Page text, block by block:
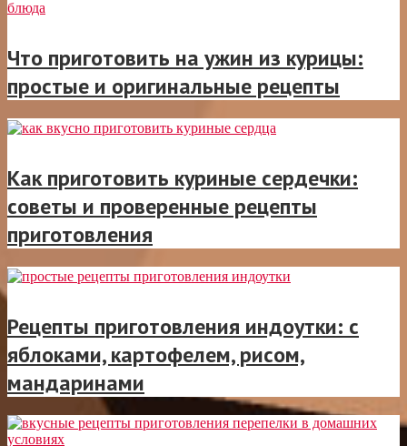
Что приготовить на ужин из курицы:
простые и оригинальные рецепты
Как приготовить куриные сердечки:
советы и проверенные рецепты
приготовления
Рецепты приготовления индоутки: с
яблоками, картофелем, рисом,
мандаринами